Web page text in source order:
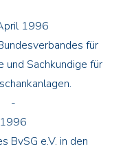
1996
für
und Sachkundige für
-
1996
BvSG e.V. in den